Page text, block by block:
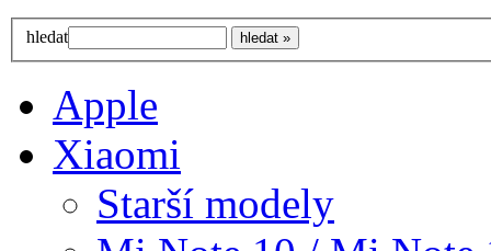
hledat
Apple
Xiaomi
Starší modely